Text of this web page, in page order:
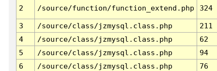
2 /source/function/function_extend.php 324
3 /source/class/jzmysql.class.php
211
4
/source/class/jzmysql.class.php
62
5
/source/class/jzmysql.class.php
94
6
/source/class/jzmysql.class.php 76